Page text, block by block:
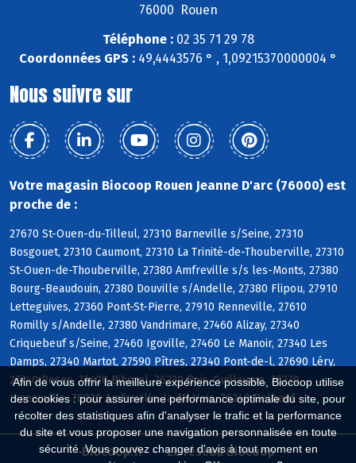
Afin de vous offrir la meilleure expérience possible, Biocoop utilise
des cookies : pour assurer une performance optimale du site, pour
récolter des statistiques afin d'analyser le trafic et la performance
du site et vous proposer une navigation personnalisée en toute
sécurité. Vous pouvez changer d'avis à tout moment en
76000 Rouen
Téléphone :02 35 71 29 78
Coordonnées GPS : 49,4443576 ° , 1,09215370000004 °
Nous suivre sur
Votre magasin Biocoop Rouen Jeanne D'arc (76000) est
proche de :
27670 St-Ouen-du-Tilleul, 27310 Barneville s/Seine, 27310
Bosgouet, 27310 Caumont, 27310 La Trinité-de-Thouberville, 27310
St-Ouen-de-Thouberville, 27380 Amfreville s/s les-Monts, 27380
Bourg-Beaudouin, 27380 Douville s/Andelle, 27380 Flipou, 27910
Letteguives, 27360 Pont-St-Pierre, 27910 Renneville, 27610
Romilly s/Andelle, 27380 Vandrimare, 27460 Alizay, 27340
Criquebeuf s/Seine, 27460 Igoville, 27460 Le Manoir, 27340 Les
Damps, 27340 Martot, 27590 Pîtres, 27340 Pont-de-l, 27690 Léry,
27740 Poses, 76420 Bihorel, 76230 Bois-Guillaume, 76230
Isneauville, 76920 Amfreville-la-Mi-Voie, 76240 Belbeuf
Biocoop.fr Le réseau Biocoop